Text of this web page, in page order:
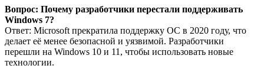
Вопрос: Почему разработчики перестали поддерживать
Windows 7?
Ответ: Microsoft прекратила поддержку ОС в 2020 году, что
делает её менее безопасной и уязвимой. Разработчики
перешли на Windows 10 и 11, чтобы использовать новые
технологии.